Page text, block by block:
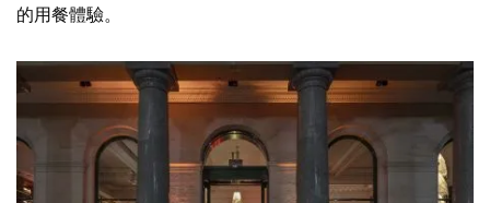
的用餐體驗。